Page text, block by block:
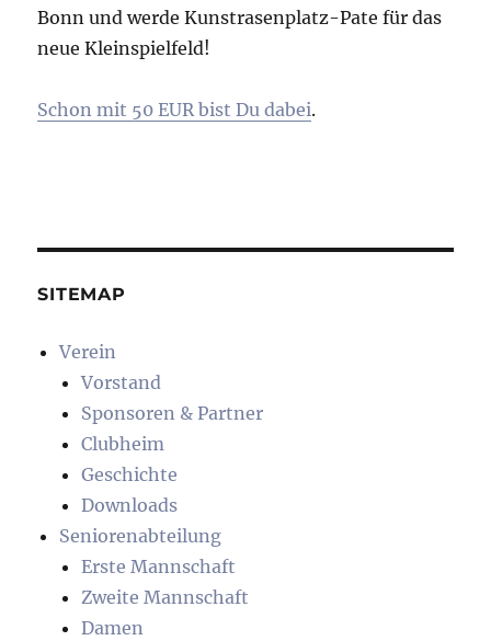
Bonn und werde Kunstrasenplatz-Pate für das
neue Kleinspielfeld!
Schon mit 50 EUR bist Du dabei.
SITEMAP
Verein
Vorstand
Sponsoren & Partner
Clubheim
Geschichte
Downloads
Seniorenabteilung
Erste Mannschaft
Zweite Mannschaft
Damen